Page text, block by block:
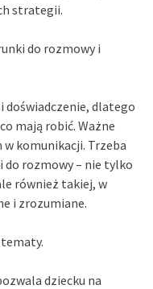
strategii.
do rozmowy i
doświadczenie, dlatego
mają robić. Ważne
w komunikacji. Trzeba
do rozmowy – nie tylko
również takiej, w
i zrozumiane.
dziecku na